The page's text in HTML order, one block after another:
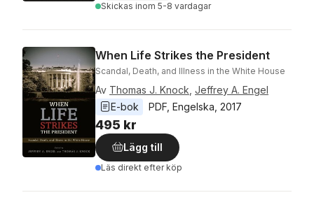
Skickas inom 5-8 vardagar
When Life Strikes the President
Scandal, Death, and Illness in the White House
Av Thomas J. Knock Jeffrey A. Engel
E-bok
PDF Engelska 2017
495 kr
Lägg till
Läs direkt efter köp